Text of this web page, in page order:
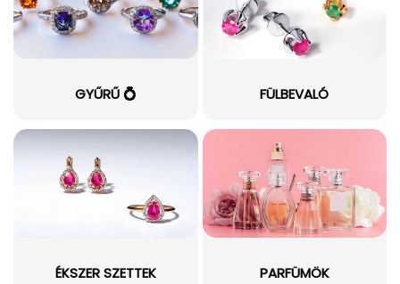
GYŰRŰ 💍 FÜLBEVALÓ
ÉKSZER SZETTEK PARFÜMÖK